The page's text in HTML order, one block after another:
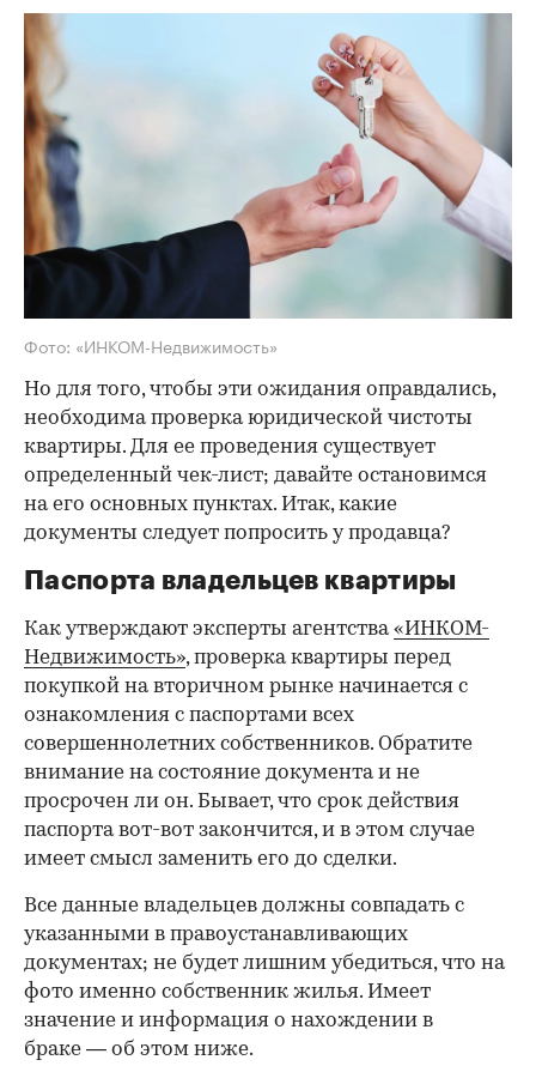
Фото: «ИНКОМ-Недвижимость»
Но для того, чтобы эти ожидания оправдались,
необходима проверка юридической чистоты
квартиры. Для ее проведения существует
определенный чек-лист; давайте остановимся
на его основных пунктах. Итак, какие
документы следует попросить у продавца?
Паспорта владельцев квартиры
Как утверждают эксперты агентства«ИНКОМ-
Недвижимость», проверка квартиры перед
покупкой на вторичном рынке начинается с
ознакомления с паспортами всех
совершеннолетних собственников. Обратите
внимание на состояние документа и не
просрочен ли он. Бывает, что срок действия
паспорта вот-вот закончится, и в этом случае
имеет смысл заменить его до сделки.
Все данные владельцев должны совпадать с
указанными в правоустанавливающих
документах; не будет лишним убедиться, что на
фото именно собственник жилья. Имеет
значение и информация о нахождении в
браке — об этом ниже.